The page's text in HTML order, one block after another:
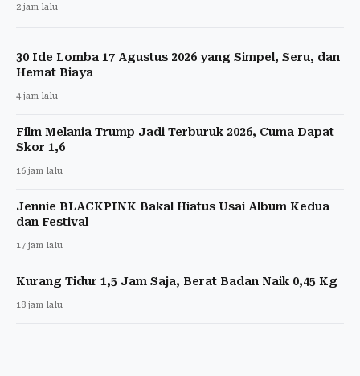
2 jam lalu
30 Ide Lomba 17 Agustus 2026 yang Simpel, Seru, dan
Hemat Biaya
4 jam lalu
Film Melania Trump Jadi Terburuk 2026, Cuma Dapat
Skor 1,6
16 jam lalu
Jennie BLACKPINK Bakal Hiatus Usai Album Kedua
dan Festival
17 jam lalu
Kurang Tidur 1,5 Jam Saja, Berat Badan Naik 0,45 Kg
18 jam lalu